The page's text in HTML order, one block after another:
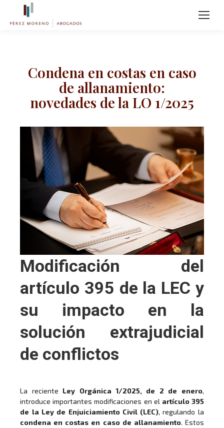
Condena en costas en caso
de allanamiento:
novedades de la LO 1/2025
Modificación del
artículo 395 de la LEC y
su impacto en la
solución extrajudicial
de conflictos
La reciente Ley Orgánica 1/2025, de 2 de enero,
introduce importantes modificaciones en el artículo 395
de la Ley de Enjuiciamiento Civil (LEC), regulando la
condena en costas en caso de allanamiento. Estos